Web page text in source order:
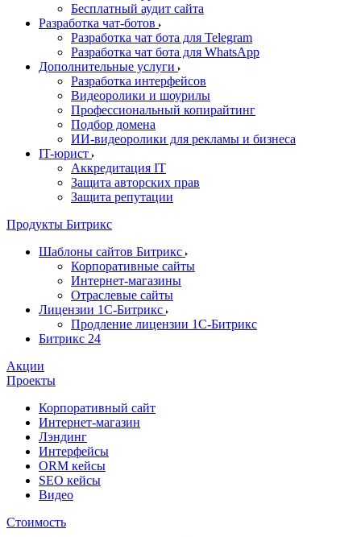
Бесплатный аудит сайта
Разработка чат-ботов
Разработка чат бота для Telegram
Разработка чат бота для WhatsApp
Дополнительные услуги
Разработка интерфейсов
Видеоролики и шоурилы
Профессиональный копирайтинг
Подбор домена
ИИ-видеоролики для рекламы и бизнеса
IT-юрист
Аккредитация IT
Защита авторских прав
Защита репутации
Продукты Битрикс
Шаблоны сайтов Битрикс
Корпоративные сайты
Интернет-магазины
Отраслевые сайты
Лицензии 1С-Битрикс
Продление лицензии 1С-Битрикс
Битрикс 24
Акции
Проекты
Корпоративный сайт
Интернет-магазин
Лэндинг
Интерфейсы
ORM кейсы
SEO кейсы
Видео
Стоимость